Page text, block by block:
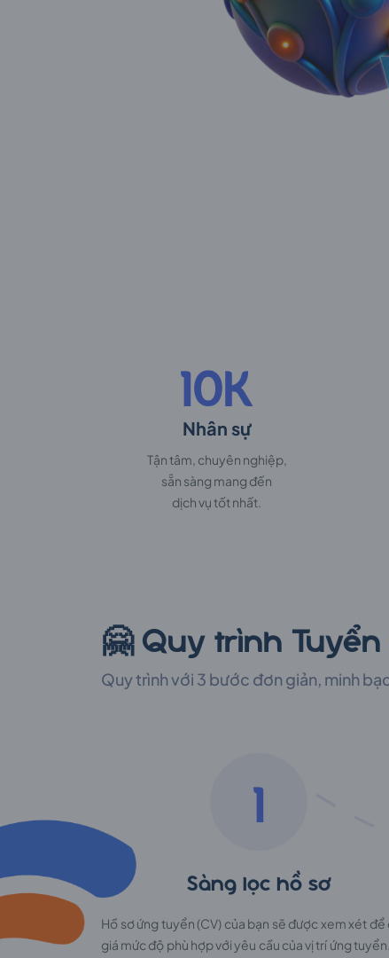
10K
Nhân sự
Tận tâm, chuyên nghiệp,
sẵn sàng mang đến
dịch vụ tốt nhất.
🤗 Quy trình
Quy trình với 3 bước đơn giản, minh
1
Sàng lọc hồ sơ
Hồ sơ ứng tuyển (CV) của bạn sẽ được xem xét để
giá mức độ phù hợp với yêu cầu của vị trí ứng